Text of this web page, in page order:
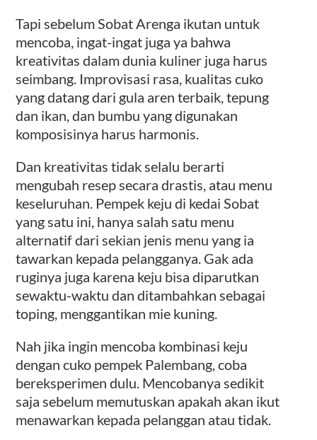
Tapi sebelum Sobat Arenga ikutan untuk
mencoba, ingat-ingat juga ya bahwa
kreativitas dalam dunia kuliner juga harus
seimbang. Improvisasi rasa, kualitas cuko
yang datang dari gula aren terbaik, tepung
dan ikan, dan bumbu yang digunakan
komposisinya harus harmonis.
Dan kreativitas tidak selalu berarti
mengubah resep secara drastis, atau menu
keseluruhan. Pempek keju di kedai Sobat
yang satu ini, hanya salah satu menu
alternatif dari sekian jenis menu yang ia
tawarkan kepada pelangganya. Gak ada
ruginya juga karena keju bisa diparutkan
sewaktu-waktu dan ditambahkan sebagai
toping, menggantikan mie kuning.
Nah jika ingin mencoba kombinasi keju
dengan cuko pempek Palembang, coba
bereksperimen dulu. Mencobanya sedikit
saja sebelum memutuskan apakah akan ikut
menawarkan kepada pelanggan atau tidak.